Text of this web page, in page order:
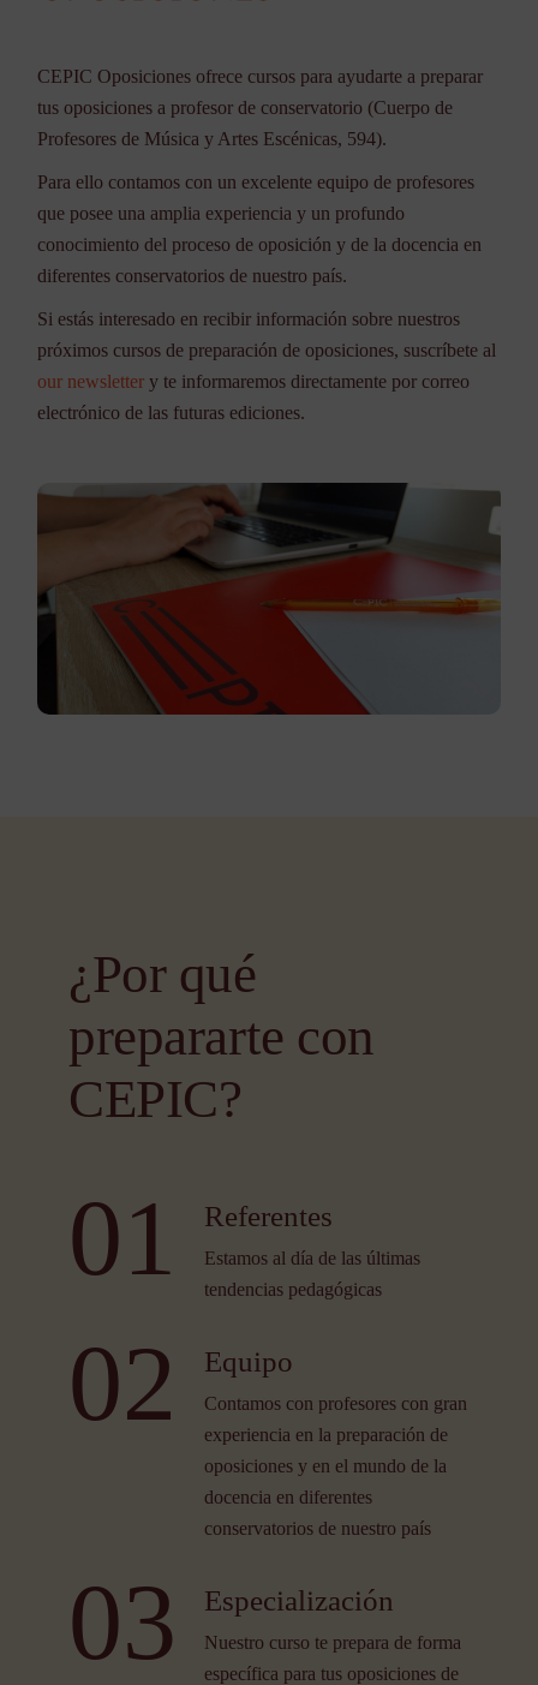
CEPIC Oposiciones ofrece cursos para ayudarte a preparar
tus oposiciones a profesor de conservatorio (Cuerpo de
Profesores de Música y Artes Escénicas, 594).
Para ello contamos con un excelente equipo de profesores
que posee una amplia experiencia y un profundo
conocimiento del proceso de oposición y de la docencia en
diferentes conservatorios de nuestro país.
Si estás interesado en recibir información sobre nuestros
próximos cursos de preparación de oposiciones, suscríbete al
our newsletter y te informaremos directamente por correo
electrónico de las futuras ediciones.
¿Por qué
prepararte con
CEPIC?
01 Referentes
Estamos al día de las últimas
tendencias pedagógicas
02 Equipo
Contamos con profesores con gran
experiencia en la preparación de
oposiciones y en el mundo de la
docencia en diferentes
conservatorios de nuestro país
03 Especialización
Nuestro curso te prepara de forma
específica para tus oposiciones de